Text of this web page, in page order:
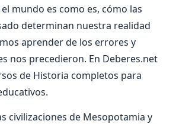
mundo es como es, cómo las
determinan nuestra realidad
aprender de los errores y
nos precedieron. En Deberes.net
de Historia completos para
civilizaciones de Mesopotamia y